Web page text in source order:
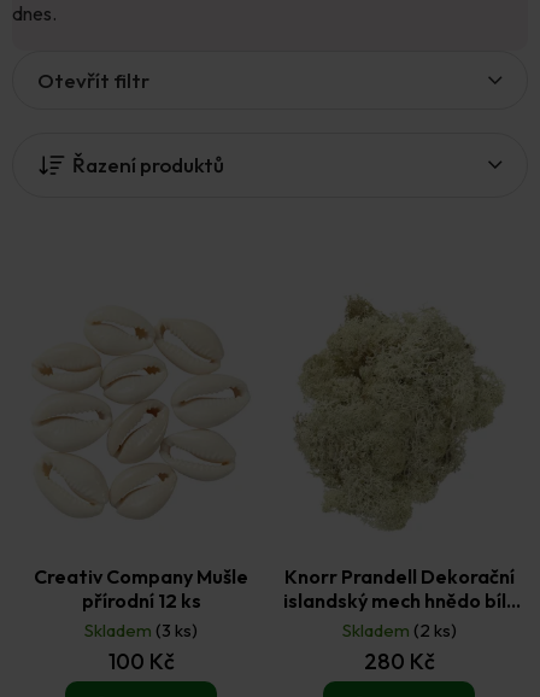
dnes.
Řazení produktů
Otevřít filtr
Creativ Company Mušle
přírodní 12 ks
Skladem (3 ks)
100 Kč
Knorr Prandell Dekorační
islandský mech hnědo bílý
250 g
Skladem (2 ks)
280 Kč